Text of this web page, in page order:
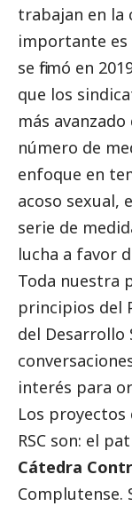
trabajan en la
importante es
se firmó en
que los
más
número de
enfoque en
acoso sexual,
serie de
lucha a favor
Toda nuestra
principios del
del Desarrollo
interés para
Los proyectos
RSC son: el
Cátedra
Complutense.